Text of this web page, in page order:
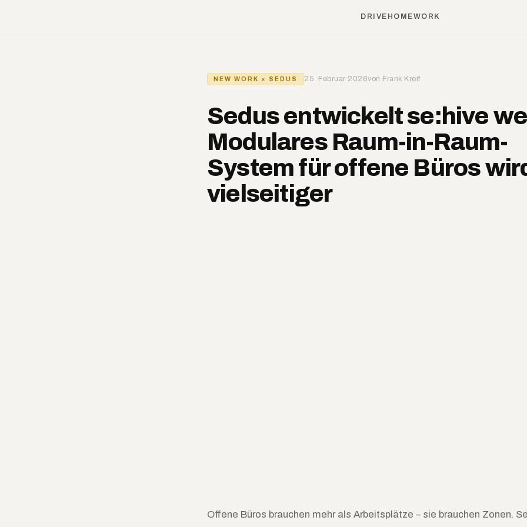
DRIVE HOMEWORK
NEW WORK × SEDUS 25. Februar 2026von Frank Kreif
Sedus entwickelt se:hive
Modulares Raum-in-Raum-
System für offene Büros
vielseitiger
Offene Büros brauchen mehr als Arbeitsplätze – sie brauchen Zonen.